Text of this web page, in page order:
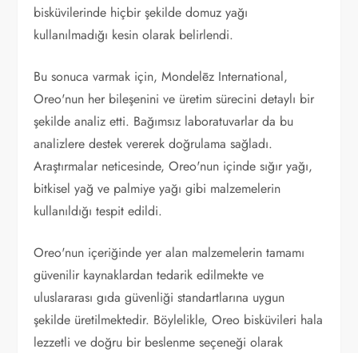
bisküvilerinde hiçbir şekilde domuz yağı
kullanılmadığı kesin olarak belirlendi.
Bu sonuca varmak için, Mondelēz International,
Oreo'nun her bileşenini ve üretim sürecini detaylı bir
şekilde analiz etti. Bağımsız laboratuvarlar da bu
analizlere destek vererek doğrulama sağladı.
Araştırmalar neticesinde, Oreo'nun içinde sığır yağı,
bitkisel yağ ve palmiye yağı gibi malzemelerin
kullanıldığı tespit edildi.
Oreo'nun içeriğinde yer alan malzemelerin tamamı
güvenilir kaynaklardan tedarik edilmekte ve
uluslararası gıda güvenliği standartlarına uygun
şekilde üretilmektedir. Böylelikle, Oreo bisküvileri hala
lezzetli ve doğru bir beslenme seçeneği olarak